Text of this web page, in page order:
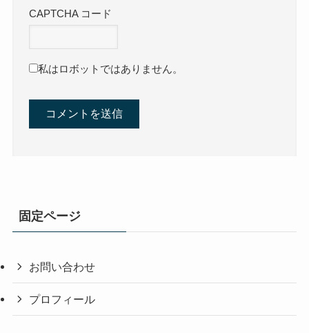
CAPTCHA コード
私はロボットではありません。
固定ページ
お問い合わせ
プロフィール